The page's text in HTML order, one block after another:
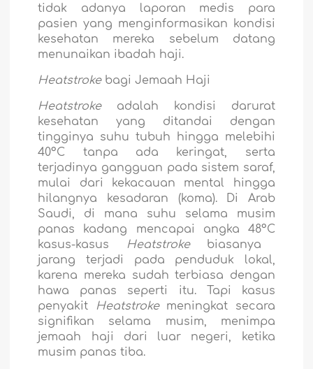
tidak adanya laporan medis para
pasien yang menginformasikan kondisi
kesehatan mereka sebelum datang
menunaikan ibadah haji.
Heatstrokebagi Jemaah Haji
Heatstrokeadalah kondisi darurat
kesehatan yang ditandai dengan
tingginya suhu tubuh hingga melebihi
40°C
tanpa ada keringat, serta
terjadinya gangguan pada sistem saraf,
mulai dari kekacauan mental hingga
hilangnya kesadaran (koma). Di Arab
Saudi, di mana suhu selama musim
panas kadang mencapai angka 48°C
kasus-kasus
Heatstrokebiasanya
jarang terjadi pada penduduk lokal,
karena mereka sudah terbiasa dengan
hawa panas seperti itu. Tapi kasus
penyakit
Heatstrokemeningkat secara
signifikan selama musim, menimpa
jemaah haji dari luar negeri, ketika
musim panas tiba.